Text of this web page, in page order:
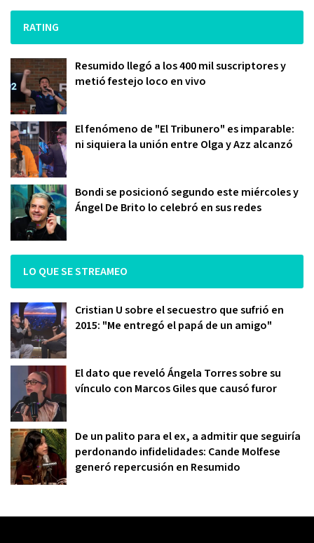
RATING
Resumido llegó a los 400 mil suscriptores y
metió festejo loco en vivo
El fenómeno de "El Tribunero" es imparable:
ni siquiera la unión entre Olga y Azz alcanzó
Bondi se posicionó segundo este miércoles y
Ángel De Brito lo celebró en sus redes
LO QUE SE STREAMEO
Cristian U sobre el secuestro que sufrió en
2015: "Me entregó el papá de un amigo"
El dato que reveló Ángela Torres sobre su
vínculo con Marcos Giles que causó furor
De un palito para el ex, a admitir que seguiría
perdonando infidelidades: Cande Molfese
generó repercusión en Resumido